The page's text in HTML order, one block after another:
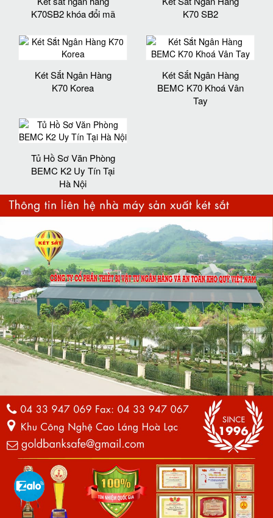
K70SB2 khóa đổi mã
K70 SB2
Két Sắt Ngân Hàng
K70 Korea
Két Sắt Ngân Hàng
BEMC K70 Khoá Vân
Tay
Tủ Hồ Sơ Văn Phòng
BEMC K2 Uy Tín Tại
Hà Nội